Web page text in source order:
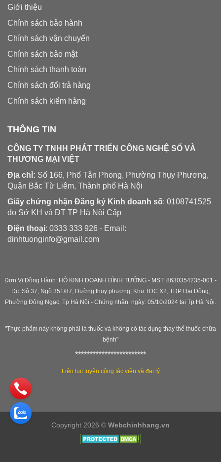
Giới thiệu
Chính sách bảo hành
Chính sách vận chuyển
Chính sách bảo mật
Chính sách thanh toán
Chính sách đổi trả hàng
Chính sách kiểm hàng
THÔNG TIN
CÔNG TY TNHH PHÁT TRIỂN CÔNG NGHỆ SỐ VÀ
THƯƠNG MẠI VIỆT
Địa chỉ: Số 166, Phố Tân Phong, Phường Thụy Phương,
Quận Bắc Từ Liêm, Thành phố Hà Nội
Giấy chứng nhận Đăng ký Kinh doanh số: 0108741525
do Sở KH và ĐT TP Hà Nội Cấp
Điện thoại: 0333 333 926 - Email:
dinhtuonginfo@gmail.com
Đơn Vị Đồng Hành: HỘ KINH DOANH ĐÌNH TƯỞNG - MST: 8630354235-001 -
Đc: Sô 37, Ngõ 351/87, Đường thụy phương, Khu TĐC X2, TDP Đại Đồng,
Phường Đông Ngạc, Tp Hà Nội - C hứng nhận ngày: 05/10/2024 tại Tp Hà Nội.
"Thực phẩm này không phải là thuốc và không có tác dụng thay thế thuốc chữa
bệnh"
************************
Liên tục tuyển cộng tác viên và đại lý
Copyright 2026 © Webchinhhang.vn